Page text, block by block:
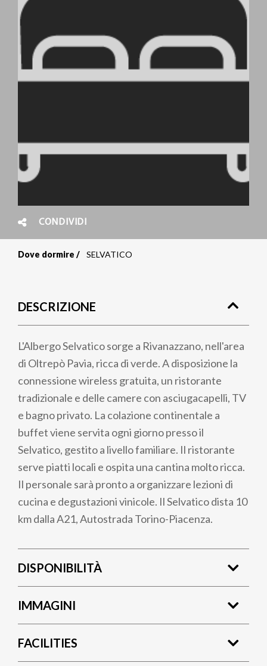
CONDIVIDI
pane
Dove dormire SELVATICO
DESCRIZIONE
L'Albergo Selvatico sorge a Rivanazzano, nell'area
di Oltrepò Pavia, ricca di verde. A disposizione la
connessione wireless gratuita, un ristorante
tradizionale e delle camere con asciugacapelli, TV
e bagno privato. La colazione continentale a
buffet viene servita ogni giorno presso il
Selvatico, gestito a livello familiare. Il ristorante
serve piatti locali e ospita una cantina molto ricca.
Il personale sarà pronto a organizzare lezioni di
cucina e degustazioni vinicole. Il Selvatico dista 10
km dalla A21, Autostrada Torino-Piacenza.
DISPONIBILITÀ
IMMAGINI
FACILITIES